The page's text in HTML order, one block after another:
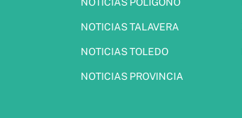
NOTICIAS TALAVERA
NOTICIAS TOLEDO
NOTICIAS PROVINCIA